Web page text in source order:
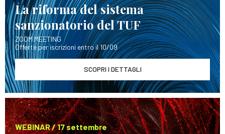
La riforma del sistema
sanzionatorio del TUF
ZOOM MEETING
Offerte per iscrizioni entro il 10/09
SCOPRI I DETTAGLI
WEBINAR / 17 settembre